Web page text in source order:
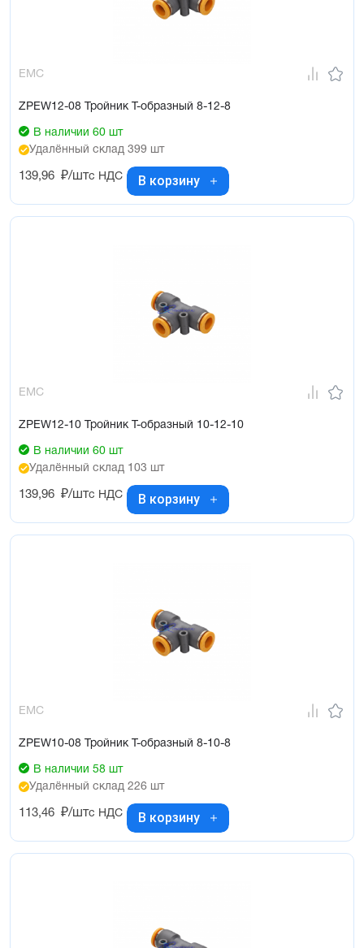
EMC
ZPEW12-08 Тройник Т-образный 8-12-8
В наличии 60 шт
Удалённый склад 399 шт
139,96 ₽/штс НДС В корзину
EMC
ZPEW12-10 Тройник Т-образный 10-12-10
В наличии 60 шт
Удалённый склад 103 шт
139,96 ₽/штс НДС В корзину
EMC
ZPEW10-08 Тройник Т-образный 8-10-8
В наличии 58 шт
Удалённый склад 226 шт
113,46 ₽/штс НДС В корзину